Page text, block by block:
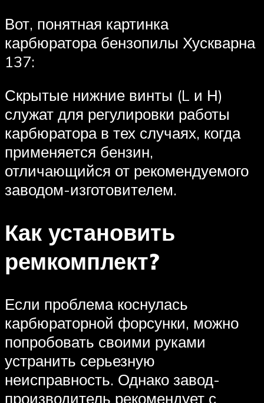
Вот, понятная картинка
карбюратора бензопилы Хускварна
137:
Скрытые нижние винты (L и Н)
служат для регулировки работы
карбюратора в тех случаях, когда
применяется бензин,
отличающийся от рекомендуемого
заводом-изготовителем.
Как установить
ремкомплект?
Если проблема коснулась
карбюраторной форсунки, можно
попробовать своими руками
устранить серьезную
неисправность. Однако завод-
производитель рекомендует с